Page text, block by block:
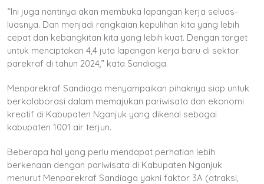
“Ini juga nantinya akan membuka lapangan kerja seluas-
luasnya. Dan menjadi rangkaian kepulihan kita yang lebih
cepat dan kebangkitan kita yang lebih kuat. Dengan target
untuk menciptakan 4,4 juta lapangan kerja baru di sektor
parekraf di tahun 2024,” kata Sandiaga.
Menparekraf Sandiaga menyampaikan pihaknya siap untuk
berkolaborasi dalam memajukan pariwisata dan ekonomi
kreatif di Kabupaten Nganjuk yang dikenal sebagai
kabupaten 1001 air terjun.
Beberapa hal yang perlu mendapat perhatian lebih
berkenaan dengan pariwisata di Kabupaten Nganjuk
menurut Menparekraf Sandiaga yakni faktor 3A (atraksi,